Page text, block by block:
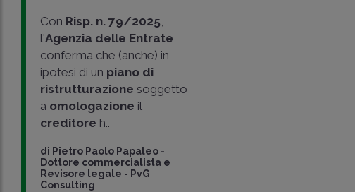
Con Risp. n. 79/2025,
l'Agenzia delle Entrate
conferma che (anche) in
ipotesi di un piano di
ristrutturazionesoggetto
a omologazione il
creditore h..
di Pietro Paolo Papaleo -
Dottore commercialista e
Revisore legale - PvG
Consulting